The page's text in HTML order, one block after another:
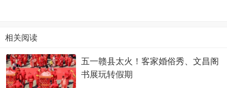
相关阅读
五一赣县太火！客家婚俗秀、文昌阁
书展玩转假期